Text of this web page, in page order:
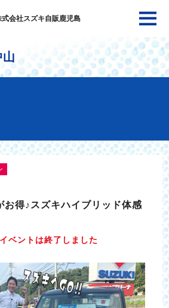
式会社スズキ自販鹿児島
山
お得♪スズキハイブリッド体感
ベントは終了しました